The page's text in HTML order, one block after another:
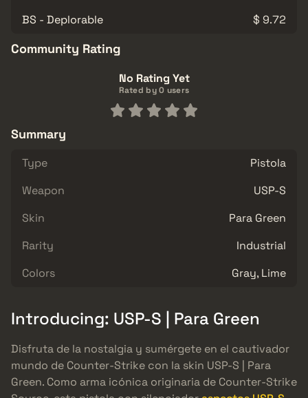
BS - Deplorable
$ 9.72
Community Rating
No Rating Yet
Rated by 0 users
Summary
Type
Pistola
Weapon
USP-S
Skin
Para Green
Rarity
Industrial
Colors
Gray, Lime
Introducing: USP-S | Para Green
Disfruta de la nostalgia y sumérgete en el cautivador
mundo de Counter-Strike con la skin USP-S | Para
Green. Como arma icónica originaria de Counter-Strike